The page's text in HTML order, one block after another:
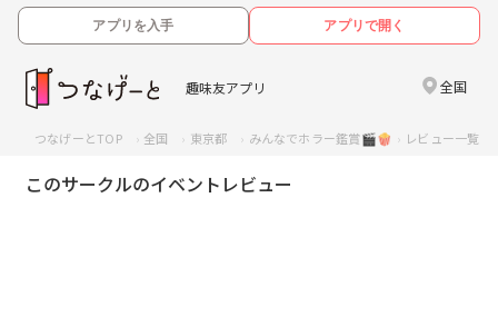
アプリを入手 アプリで開く
趣味友アプリ 全国
つなげーとTOP 全国 東京都 みんなでホラー鑑賞🎬🍿 レビュー一覧
このサークルのイベントレビュー